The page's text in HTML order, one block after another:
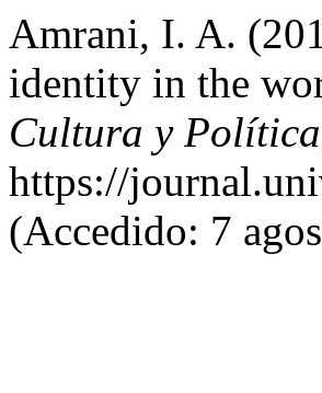
Amrani, I. A.
identity in the
Cultura y Política
https://
(Accedido: 7